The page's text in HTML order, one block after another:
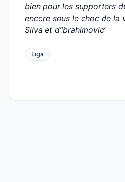
bien pour les supporters
encore sous le choc de la
Silva et d’Ibrahimovic’
Liga